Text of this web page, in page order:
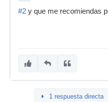
#2 y que me recomiendas
1 respuesta directa